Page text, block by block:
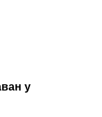
у